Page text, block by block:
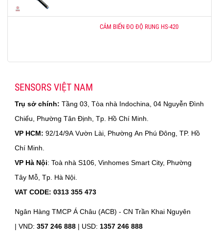
CẢM BIẾN ĐO ĐỘ RUNG HS-420
SENSORS VIỆT NAM
Trụ sở chính: Tầng 03, Tòa nhà Indochina, 04 Nguyễn Đình
Chiểu, Phường Tân Định, Tp. Hồ Chí Minh.
VP HCM: 92/14/9A Vườn Lài, Phường An Phú Đông, TP. Hồ
Chí Minh.
VP Hà Nội: Toà nhà S106, Vinhomes Smart City, Phường
Tây Mỗ, Tp. Hà Nội.
VAT CODE: 0313 355 473
Ngân Hàng TMCP Á Châu (ACB) - CN Trần Khai Nguyên
| VND: 357 246 888 | USD: 1357 246 888